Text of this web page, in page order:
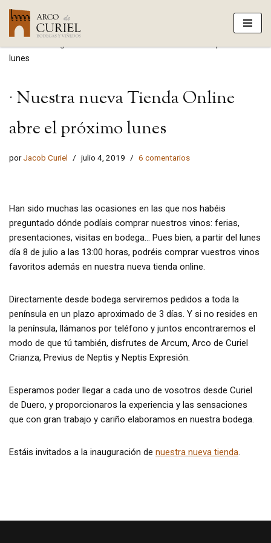
Saltar
al
contenido
lunes
· Nuestra nueva Tienda Online
abre el próximo lunes
porJacob Curiel julio 4, 2019 6 comentarios
Han sido muchas las ocasiones en las que nos habéis
preguntado dónde podíais comprar nuestros vinos: ferias,
presentaciones, visitas en bodega… Pues bien, a partir del lunes
día 8 de julio a las 13:00 horas, podréis comprar vuestros vinos
favoritos además en nuestra nueva tienda online.
Directamente desde bodega serviremos pedidos a toda la
península en un plazo aproximado de 3 días. Y si no resides en
la península, llámanos por teléfono y juntos encontraremos el
modo de que tú también, disfrutes de Arcum, Arco de Curiel
Crianza, Previus de Neptis y Neptis Expresión.
Esperamos poder llegar a cada uno de vosotros desde Curiel
de Duero, y proporcionaros la experiencia y las sensaciones
que con gran trabajo y cariño elaboramos en nuestra bodega.
Estáis invitados a la inauguración de nuestra nueva tienda.